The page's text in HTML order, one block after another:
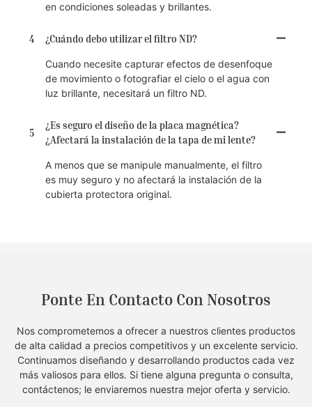
en condiciones soleadas y brillantes.
4 ¿Cuándo debo utilizar el filtro ND?
Cuando necesite capturar efectos de desenfoque
de movimiento o fotografiar el cielo o el agua con
luz brillante, necesitará un filtro ND.
5
¿Es seguro el diseño de la placa magnética?
¿Afectará la instalación de la tapa de mi lente?
A menos que se manipule manualmente, el filtro
es muy seguro y no afectará la instalación de la
cubierta protectora original.
Ponte En Contacto Con Nosotros
Nos comprometemos a ofrecer a nuestros clientes productos
de alta calidad a precios competitivos y un excelente servicio.
Continuamos diseñando y desarrollando productos cada vez
más valiosos para ellos. Si tiene alguna pregunta o consulta,
contáctenos; le enviaremos nuestra mejor oferta y servicio.